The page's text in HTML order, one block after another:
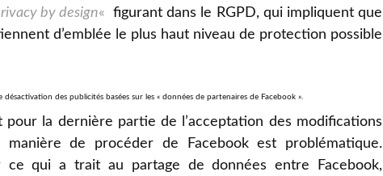
by design«
figurant dans le RGPD, qui impliquent que
d’emblée le plus haut niveau de protection possible
désactivation des publicités basées sur les « données de partenaires de Facebook ».
pour la dernière partie de l’acceptation des modifications
de procéder de Facebook est problématique.
ce qui a trait au partage de données entre Facebook,